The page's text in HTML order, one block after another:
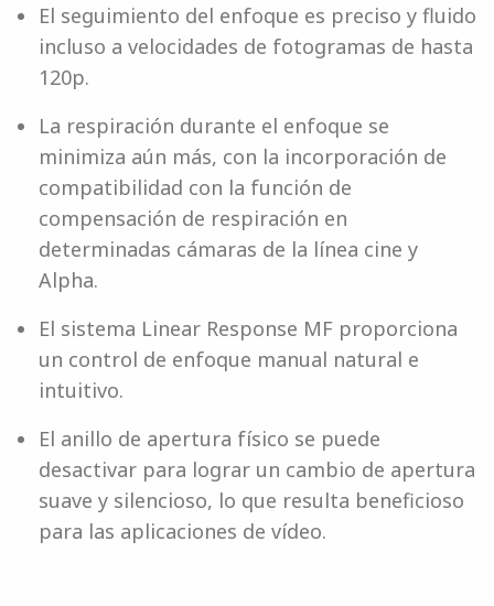
El seguimiento del enfoque es preciso y fluido
incluso a velocidades de fotogramas de hasta
120p.
La respiración durante el enfoque se
minimiza aún más, con la incorporación de
compatibilidad con la función de
compensación de respiración en
determinadas cámaras de la línea cine y
Alpha.
El sistema Linear Response MF proporciona
un control de enfoque manual natural e
intuitivo.
El anillo de apertura físico se puede
desactivar para lograr un cambio de apertura
suave y silencioso, lo que resulta beneficioso
para las aplicaciones de vídeo.